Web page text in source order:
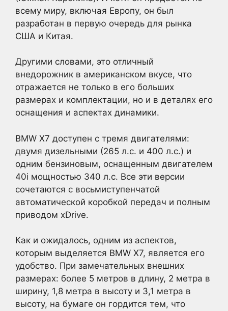
всему миру, включая Европу, он был
разработан в первую очередь для рынка
США и Китая.
Другими словами, это отличный
внедорожник в американском вкусе, что
отражается не только в его больших
размерах и комплектации, но и в деталях его
оснащения и аспектах динамики.
BMW X7 доступен с тремя двигателями:
двумя дизельными (265 л.с. и 400 л.с.) и
одним бензиновым, оснащенным двигателем
40i мощностью 340 л.с. Все эти версии
сочетаются с восьмиступенчатой
автоматической коробкой передач и полным
приводом xDrive.
Как и ожидалось, одним из аспектов,
которым выделяется BMW X7, является его
удобство. При замечательных внешних
размерах: более 5 метров в длину, 2 метра в
ширину, 1,8 метра в высоту и 3,1 метра в
высоту, на бумаге он гордится тем, что